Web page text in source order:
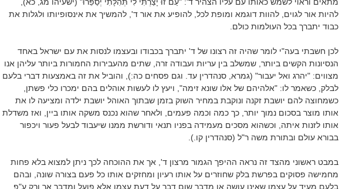
להיות אור לגוים, להוות דוגמא ומופת לכל, להופיע את אור ד', להמשיך את אינסופיותו ולגלות את
כבוד יתברך בכל העולמות כולם.
לכן חשבתי בעה"י לומר שהיה זה רצונו של ד' יתברך בכבודו ובעצמו לנסות את עם ישראל באחד
הנסיונות הקשים ביותר, שמשלב בין עריות ועבודה זרה, שתים מהעבירות החמורות ביותר עליהן אנו
מצווים: "יהרג ואל יעבור" (גמרא, סנהדרין עד. וגם פסחים כה:), והוביל את זה באמצעות דברי בלעם
לבלק, כשאמר לו: "אלהיהם של אלו שונא זימה", ויעץ לו לעשות אוהלים בהם ימכרו כלי פשתן,
כשמחוצה להם יושבת זקנה ונוקבת במחיר השוק בזמן שבתוך האוהל יושבת ילדה ומציעה לו את
אותו מוצר בסכום נמוך יותר, כך כמה וכמה פעמים, ולאחר שהוא נכנס משקה אותו ביין, ואז משדלת
אותו לזנות איתה, וכשהוא מסכים מעמידה בפניו תנאי ודורשת ממנו שיעבוד לבעל פעור ויכפור
בבורא עולם ובתורת משה ר"ל (סנהדרין קו.).
במבט ראשוני מהצד זה נראה ההיפך הגמור מרצון ד', אך את ההוכחה לכך ניתן למצוא בלא פחות
מחמישה פסוקים בפרשת בלק שחוזרים על אותו רעיון ומחזקים אותו כל פעם בצורה שונה, ובהם
בלעם מעיד על עצמו שאינו עושה או מדבר שום דבר על דעת עצמו אלא פועל ומדבר אך ורק ע"פ